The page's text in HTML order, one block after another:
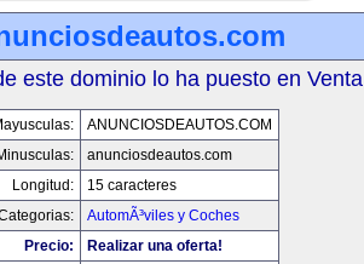
este dominio lo ha puesto en Venta
ANUNCIOSDEAUTOS.COM
anunciosdeautos.com
Longitud:
15 caracteres
AutomÃ³viles y Coches
Precio:
Realizar una oferta!